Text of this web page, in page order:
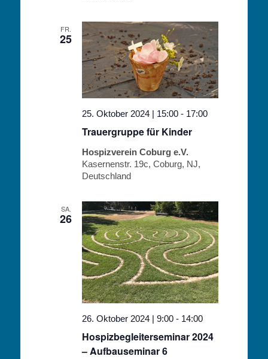
FR.
25
Trauergruppe für Kinder
25. Oktober 2024 | 15:00 - 17:00
Hospizverein Coburg e.V.
Kasernenstr. 19c, Coburg, NJ,
Deutschland
SA.
26
Hospizbegleiterseminar 2024
– Aufbauseminar 6
26. Oktober 2024 | 9:00 - 14:00